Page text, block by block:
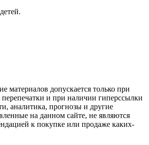
материалов допускается только при
и при наличии гиперссылки
аналитика, прогнозы и другие
на данном сайте, не являются
к покупке или продаже каких-